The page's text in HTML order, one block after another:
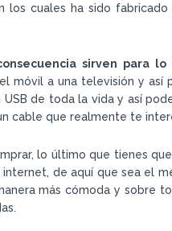
cuales ha sido
sirven para lo
móvil a una televisión y así
de toda la vida y así
cable que realmente te
lo último que tienes
de aquí que sea el
más cómoda y sobre